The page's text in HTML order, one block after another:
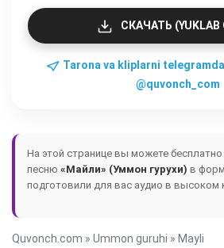
СКАЧАТЬ (YUKLAB
Tarona va kliplarni
@quvonch_com
На этой странице вы можете
песню «Майли» (Уммон гурухи) в
подготовили для вас аудио в высоком
Quvonch.com » Ummon guruhi » Mayli